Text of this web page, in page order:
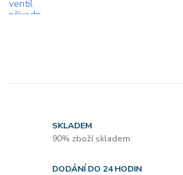
SKLADEM
90% zboží skladem
DODÁNÍ DO 24 HODIN